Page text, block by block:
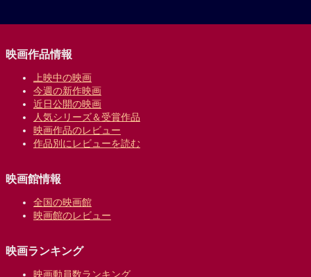
映画作品情報
上映中の映画
今週の新作映画
近日公開の映画
人気シリーズ＆受賞作品
映画作品のレビュー
作品別にレビューを読む
映画館情報
全国の映画館
映画館のレビュー
映画ランキング
映画動員数ランキング